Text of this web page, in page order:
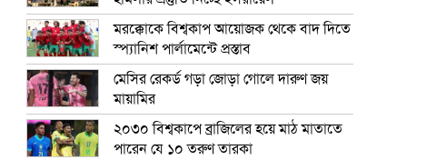
মরক্কোকে বিশ্বকাপ আয়োজক থেকে বাদ দিতে
স্প্যানিশ পার্লামেন্টে প্রস্তাব
মেসির রেকর্ড গড়া জোড়া গোলে দারুণ জয়
মায়ামির
২০৩০ বিশ্বকাপে ব্রাজিলের হয়ে মাঠ মাতাতে
পারেন যে ১০ তরুণ তারকা